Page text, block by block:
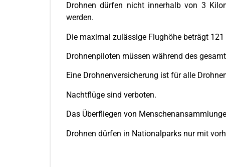
Drohnen dürfen nicht innerhalb von 3
werden.
Die maximal zulässige Flughöhe beträgt
Drohnenpiloten müssen während des
Eine Drohnenversicherung ist für alle
Nachtflüge sind verboten.
Das Überfliegen von
Drohnen dürfen in Nationalparks nur mit